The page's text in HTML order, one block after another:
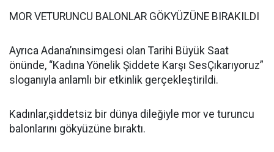
MOR VETURUNCU BALONLAR GÖKYÜZÜNE BIRAKILDI
Ayrıca Adana’nınsimgesi olan Tarihi Büyük Saat
önünde, “Kadına Yönelik Şiddete Karşı SesÇıkarıyoruz”
sloganıyla anlamlı bir etkinlik gerçekleştirildi.
Kadınlar,şiddetsiz bir dünya dileğiyle mor ve turuncu
balonlarını gökyüzüne bıraktı.